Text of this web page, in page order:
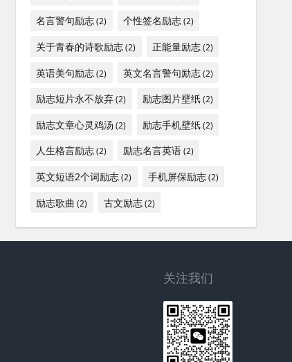
名言警句励志(2) 个性签名励志(2)
关于青春的诗歌励志(2) 正能量励志(2)
英语美句励志(2) 英文名言警句励志(2)
励志短片永不放弃(2) 励志图片壁纸(2)
励志文章心灵鸡汤 (2) 励志手机壁纸(2)
人生格言励志(2) 励志名言英语(2)
英文短语2个词励志(2) 手机屏保励志(2)
励志歌曲 (2) 古文励志(2)
关注我们